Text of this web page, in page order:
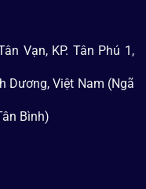
Vạn, KP. Tân Phú 1,
Dương, Việt Nam (Ngã
Bình)